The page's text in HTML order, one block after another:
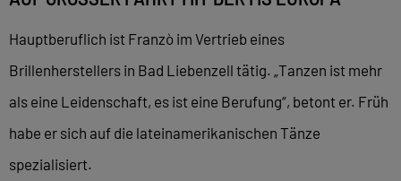
Hauptberuflich ist Franzò im Vertrieb eines
Brillenherstellers in Bad Liebenzell tätig. „Tanzen ist mehr
als eine Leidenschaft, es ist eine Berufung“, betont er. Früh
habe er sich auf die lateinamerikanischen Tänze
spezialisiert.